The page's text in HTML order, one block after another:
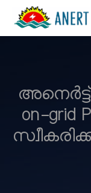
അനെർട്ട്
on-grid